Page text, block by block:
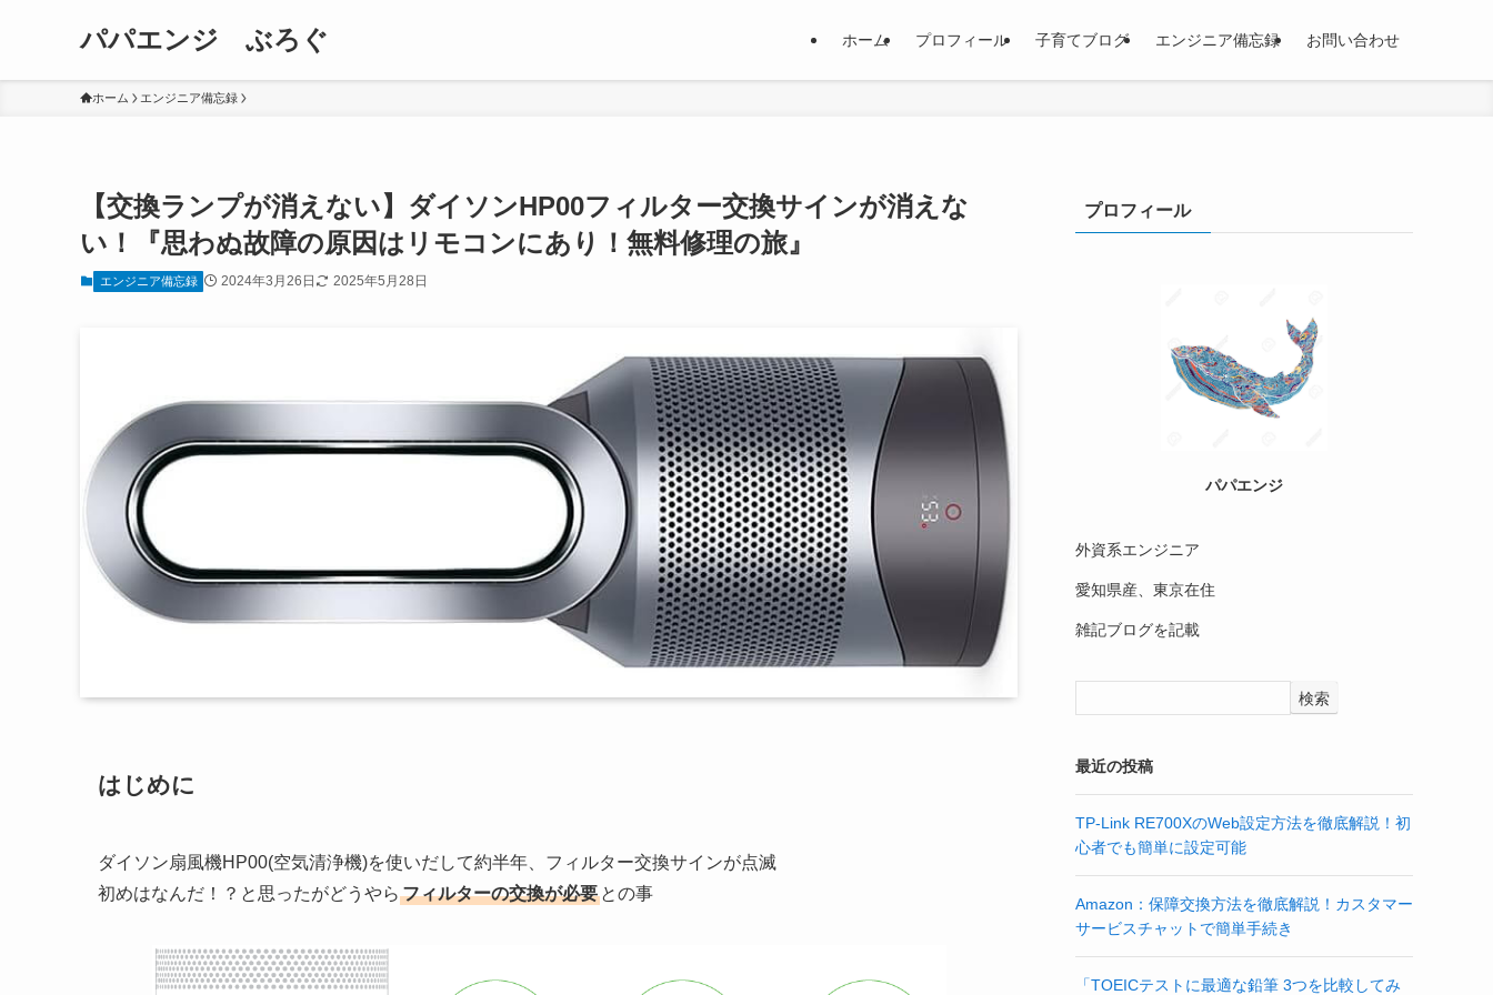
パパエンジ ぶろぐ ホーム プロフィール 子育てブログ エンジニア備忘録 お問い合わせ
ホーム エンジニア備忘録
【交換ランプが消えない】ダイソンHP00フィルター交換サインが消えな
い！『思わぬ故障の原因はリモコンにあり！無料修理の旅』
エンジニア備忘録 2024年3月26日 2025年5月28日
はじめに
ダイソン扇風機HP00(空気清浄機)を使いだして約半年、フィルター交換サインが点滅
初めはなんだ！？と思ったがどうやら フィルターの交換が必要 との事
プロフィール
パパエンジ
外資系エンジニア
愛知県産、東京在住
雑記ブログを記載
検索
最近の投稿
TP-Link RE700XのWeb設定方法を徹底解説！初
心者でも簡単に設定可能
Amazon：保障交換方法を徹底解説！カスタマー
サービスチャットで簡単手続き
「TOEICテストに最適な鉛筆 3つを比較してみ